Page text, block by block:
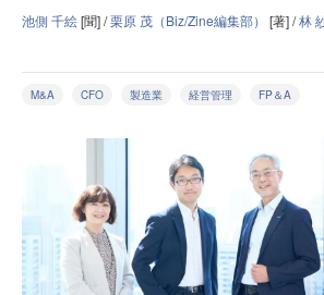
池側 千絵[聞] /栗原 茂（Biz/Zine編集部） [著] /林
M&A CFO 製造業 経営管理 FP＆A